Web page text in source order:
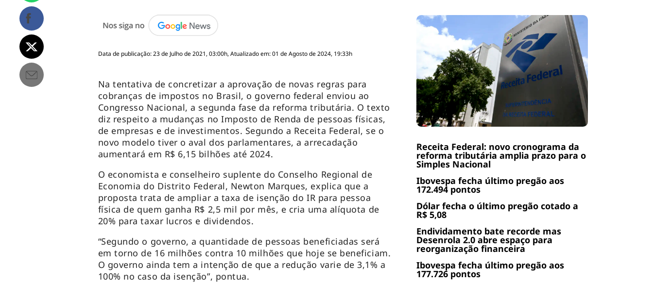
Receita Federal: novo cronograma da
reforma tributária amplia prazo para o
Simples Nacional
Ibovespa fecha último pregão aos
172.494 pontos
Dólar fecha o último pregão cotado a
R$ 5,08
Endividamento bate recorde mas
Desenrola 2.0 abre espaço para
reorganização financeira
Ibovespa fecha último pregão aos
177.726 pontos
Data de publicação: 23 de Julho de 2021, 03:00h, Atualizado em: 01 de Agosto de 2024, 19:33h
Na tentativa de concretizar a aprovação de novas regras para
cobranças de impostos no Brasil, o governo federal enviou ao
Congresso Nacional, a segunda fase da reforma tributária. O texto
diz respeito a mudanças no Imposto de Renda de pessoas físicas,
de empresas e de investimentos. Segundo a Receita Federal, se o
novo modelo tiver o aval dos parlamentares, a arrecadação
aumentará em R$ 6,15 bilhões até 2024.
O economista e conselheiro suplente do Conselho Regional de
Economia do Distrito Federal, Newton Marques, explica que a
proposta trata de ampliar a taxa de isenção do IR para pessoa
física de quem ganha R$ 2,5 mil por mês, e cria uma alíquota de
20% para taxar lucros e dividendos.
“Segundo o governo, a quantidade de pessoas beneficiadas será
em torno de 16 milhões contra 10 milhões que hoje se beneficiam.
O governo ainda tem a intenção de que a redução varie de 3,1% a
100% no caso da isenção”, pontua.